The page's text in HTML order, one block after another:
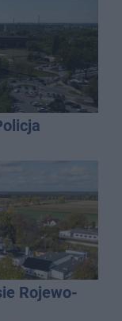
Rojewo-